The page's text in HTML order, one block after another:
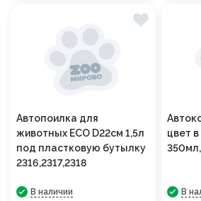
Автопоилка для
животных ECO D22см 1,5л
под пластковую бутылку
2316,2317,2318
В наличии
цвет
350мл,
В